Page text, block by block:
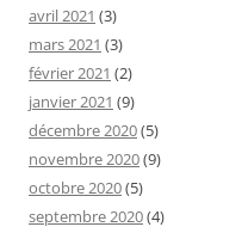
avril 2021 (3)
mars 2021 (3)
février 2021 (2)
janvier 2021 (9)
décembre 2020(5)
novembre 2020(9)
octobre 2020(5)
septembre 2020(4)